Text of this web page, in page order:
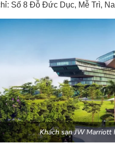
Số 8 Đỗ Đức Dục, Mễ Trì,
Khách sạn JW